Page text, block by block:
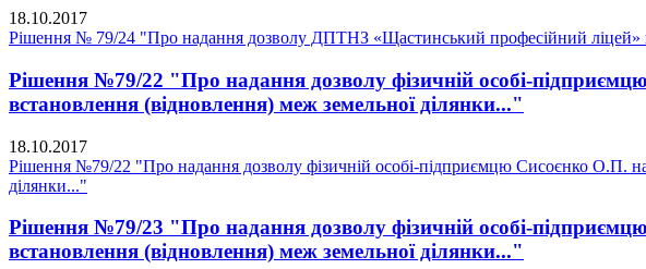
18.10.2017
Рішення № 79/24 "Про надання дозволу ДПТНЗ «Щастинський професійний ліцей»
Рішення №79/22 "Про надання дозволу фізичній особі-
встановлення (відновлення) меж земельної ділянки..."
18.10.2017
Рішення №79/22 "Про надання дозволу фізичній особі-підприємцю Сисоєнко О.П. на
ділянки..."
Рішення №79/23 "Про надання дозволу фізичній особі-
встановлення (відновлення) меж земельної ділянки..."